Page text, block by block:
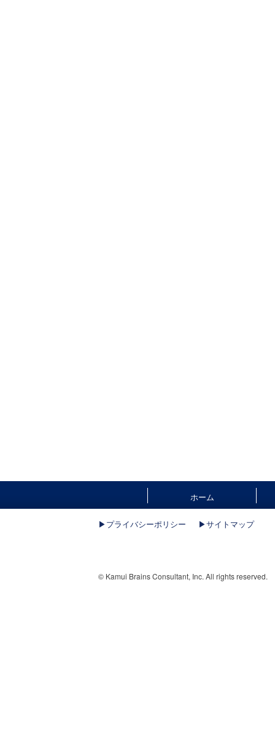
ホーム
▶︎プライバシーポリシー ▶︎サイトマップ
© Kamui Brains Consultant, Inc. All rights reserved.